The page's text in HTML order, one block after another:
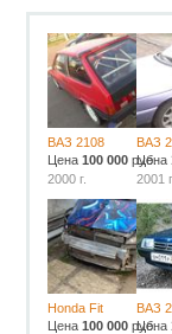
ВАЗ 2108
Цена 100 000 руб.
2000 г.
ВАЗ
Цена
2001
Honda Fit
Цена 100 000 руб.
ВАЗ
Цена